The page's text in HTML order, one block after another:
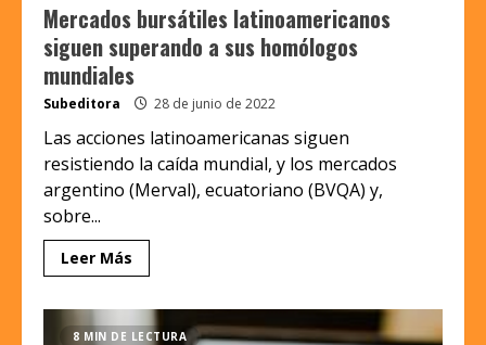
Mercados bursátiles latinoamericanos
siguen superando a sus homólogos
mundiales
Subeditora 28 de junio de 2022
Las acciones latinoamericanas siguen
resistiendo la caída mundial, y los mercados
argentino (Merval), ecuatoriano (BVQA) y,
sobre...
Leer Más
8 MIN DE LECTURA